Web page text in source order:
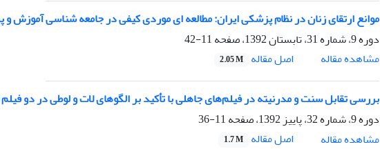
موانع ارتقای زنان در نظام پزشکی ایران: مطالعه ای موردی کیفی در جامعه شناسی آموزش
دوره 9، شماره 31، تابستان 1392، صفحه
11-42
مشاهده مقاله
اصل مقاله 2.05 M
بررسی تقابل سنت و مدرنیته در فیلم‌های جاهلی با تأکید بر الگوهای لات و لوطی در دو
دوره 9، شماره 32، پاییز 1392، صفحه
11-36
مشاهده مقاله
اصل مقاله 1.7 M